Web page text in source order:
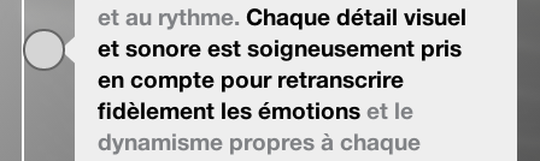
et au rythme.Chaque détail visuel
et sonore est soigneusement pris
en compte pour retranscrire
fidèlement les émotions et le
dynamisme propres à chaque